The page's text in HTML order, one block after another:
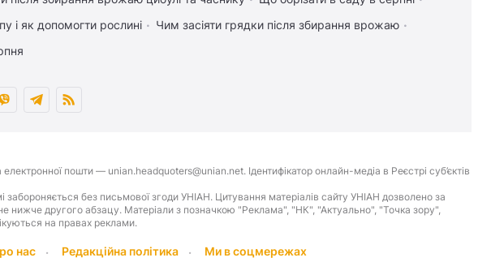
і як допомогти рослині
Чим засіяти грядки після збирання врожаю
пошти — unian.headquoters@unian.net. Ідентифікатор онлайн-медіа в Реєстрі суб’єктів
без письмової згоди УНІАН. Цитування матеріалів сайту УНІАН дозволено за
нижче другого абзацу. Матеріали з позначкою "Реклама", "НК", "Актуально", "Точка зору",
на правах реклами.
нас Редакційна політика Ми в соцмережах